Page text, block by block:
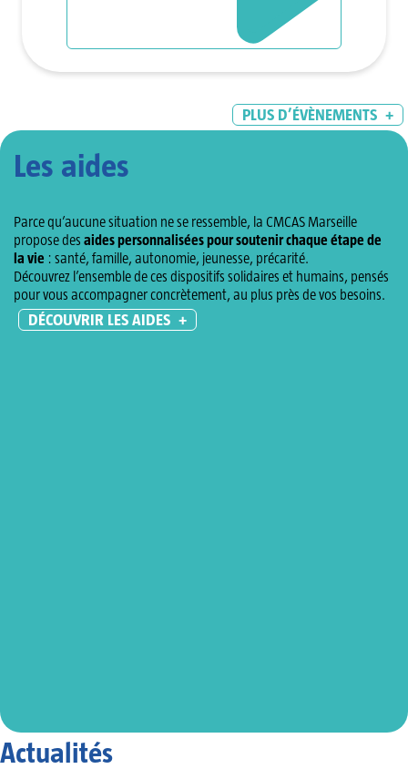
PLUS D’ÉVÈNEMENTS +
Les aides
Parce qu’aucune situation ne se ressemble, la CMCAS Marseille
propose des aides personnalisées pour soutenir chaque étape de
la vie : santé, famille, autonomie, jeunesse, précarité.
Découvrez l’ensemble de ces dispositifs solidaires et humains, pensés
pour vous accompagner concrètement, au plus près de vos besoins.
DÉCOUVRIR LES AIDES +
Actualités